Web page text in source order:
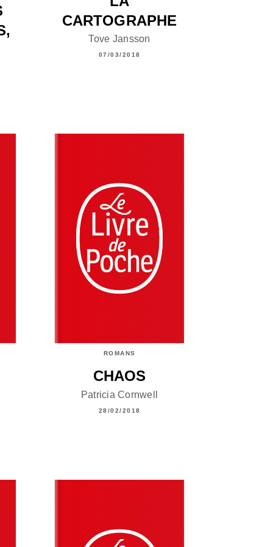
CARTOGRAPHE
Tove Jansson
07/03/2018
ROMANS
CHAOS
Patricia Cornwell
28/02/2018